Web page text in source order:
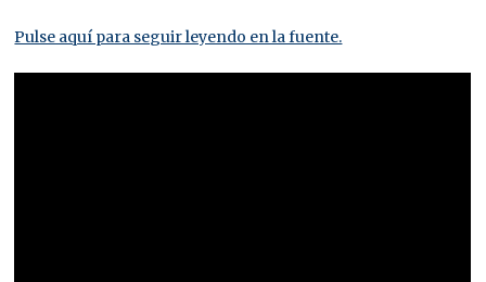
Pulse aquí para seguir leyendo en la fuente.